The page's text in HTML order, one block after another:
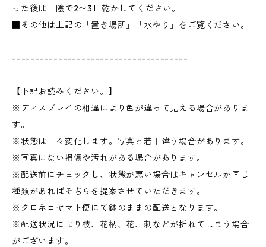
った後は日陰で2〜3日乾かしてください。
■その他は上記の「置き場所」「水やり」をご覧ください。
--------------------------------------
【下記お読みください。】
※ディスプレイの相違により色が違って見える場合がありま
す。
※状態は日々変化します。写真と若干違う場合があります。
※写真にない損傷や汚れがある場合があります。
※配送前にチェックし、状態が悪い場合はキャンセルか同じ
種類があればそちらを提案させていただきます。
※クロネコヤマト便にて鉢のままの配送となります。
※配送状況により枝、花柄、花、刺などが折れてしまう場合
がございます。